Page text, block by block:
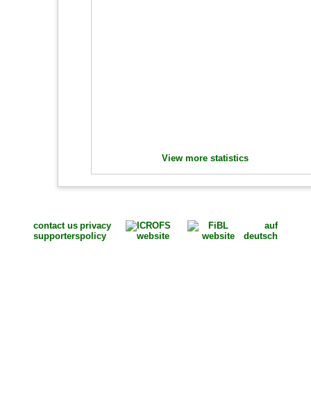
View more statistics
contact us
supporters
privacy
policy
auf
deutsch